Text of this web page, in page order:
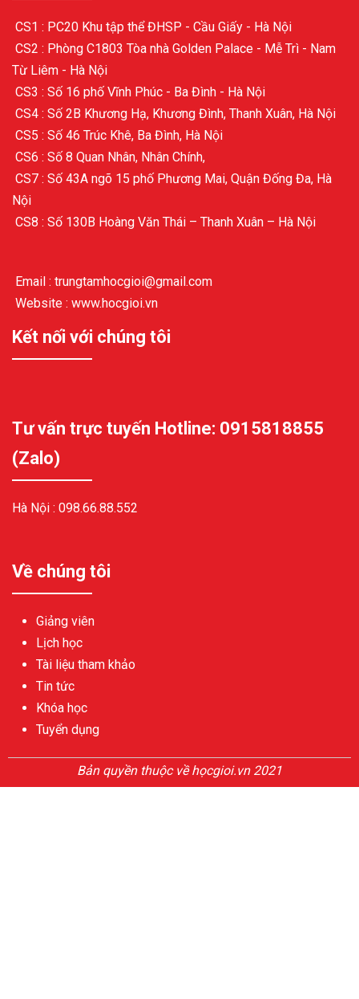
CS1 : PC20 Khu tập thể ĐHSP - Cầu Giấy - Hà Nội
CS2 : Phòng C1803 Tòa nhà Golden Palace - Mễ Trì - Nam
Từ Liêm - Hà Nội
CS3 : Số 16 phố Vĩnh Phúc - Ba Đình - Hà Nội
CS4 : Số 2B Khương Hạ, Khương Đình, Thanh Xuân, Hà Nội
CS5 : Số 46 Trúc Khê, Ba Đình, Hà Nội
CS6 : Số 8 Quan Nhân, Nhân Chính,
CS7 : Số 43A ngõ 15 phố Phương Mai, Quận Đống Đa, Hà
Nội
CS8 : Số 130B Hoàng Văn Thái – Thanh Xuân – Hà Nội
Email : trungtamhocgioi@gmail.com
Website : www.hocgioi.vn
Kết nối với chúng tôi
Tư vấn trực tuyến Hotline: 0915818855
(Zalo)
Hà Nội : 098.66.88.552
Về chúng tôi
Giảng viên
Lịch học
Tài liệu tham khảo
Tin tức
Khóa học
Tuyển dụng
Bản quyền thuộc về họcgioi.vn 2021